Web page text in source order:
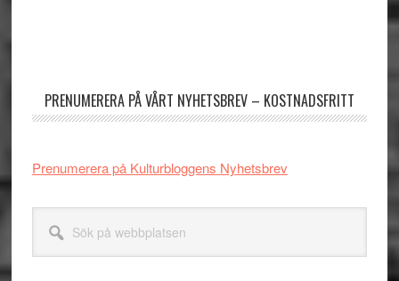
PRENUMERERA PÅ VÅRT NYHETSBREV – KOSTNADSFRITT
Prenumerera på Kulturbloggens Nyhetsbrev
webbplatsen